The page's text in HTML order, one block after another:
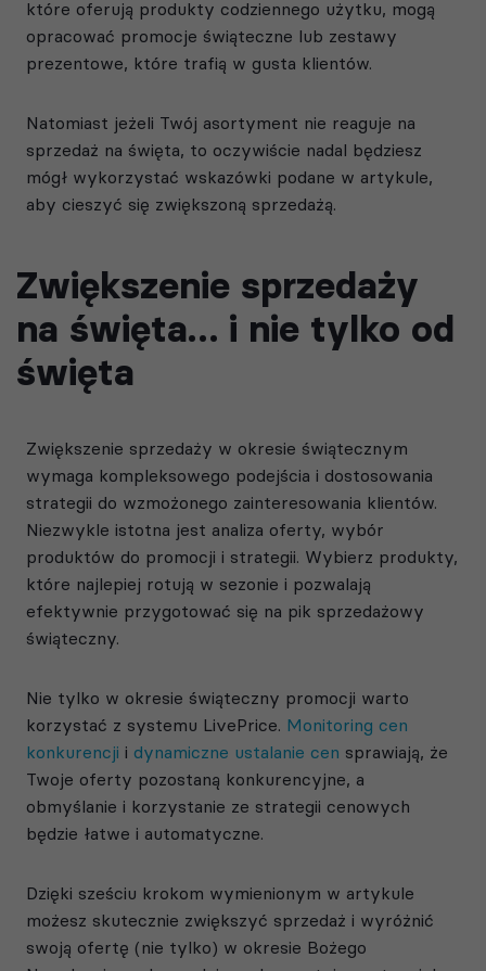
które oferują produkty codziennego użytku, mogą
opracować promocje świąteczne lub zestawy
prezentowe, które trafią w gusta klientów.
Natomiast jeżeli Twój asortyment nie reaguje na
sprzedaż na święta, to oczywiście nadal będziesz
mógł wykorzystać wskazówki podane w artykule,
aby cieszyć się zwiększoną sprzedażą.
Zwiększenie sprzedaży
na święta… i nie tylko od
święta
Zwiększenie sprzedaży w okresie świątecznym
wymaga kompleksowego podejścia i dostosowania
strategii do wzmożonego zainteresowania klientów.
Niezwykle istotna jest analiza oferty, wybór
produktów do promocji i strategii. Wybierz produkty,
które najlepiej rotują w sezonie i pozwalają
efektywnie przygotować się na pik sprzedażowy
świąteczny.
Nie tylko w okresie świąteczny promocji warto
korzystać z systemu LivePrice. Monitoring cen
konkurencji i dynamiczne ustalanie cen sprawiają, że
Twoje oferty pozostaną konkurencyjne, a
obmyślanie i korzystanie ze strategii cenowych
będzie łatwe i automatyczne.
Dzięki sześciu krokom wymienionym w artykule
możesz skutecznie zwiększyć sprzedaż i wyróżnić
swoją ofertę (nie tylko) w okresie Bożego